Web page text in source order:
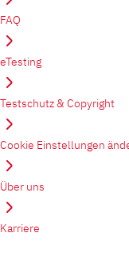
FAQ
eTesting
Testschutz & Copyright
Cookie Einstellungen
Über uns
Karriere